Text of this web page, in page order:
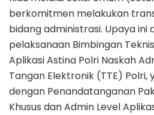
berkomitmen melakukan
bidang administrasi. Upaya ini
pelaksanaan Bimbingan
Aplikasi Astina Polri Naskah
Tangan Elektronik (TTE) Polri,
dengan Penandatanganan
Khusus dan Admin Level